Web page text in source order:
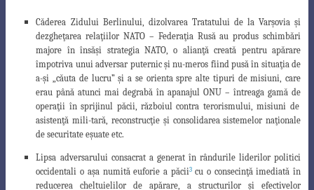
Căderea Zidului Berlinului, dizolvarea Tratatului de la Varşoviaşi
dezgheţarea relaţiilor NATO – Federaţia Rusă au produs schimbări
majore în însăşi strategia NATO, o alianţă creată pentru apărare
împotriva unui adversar puternic şi nu-meros fiind pusă în situaţia de
a-şi „căuta de lucru”şi a se orienta spre alte tipuri de misiuni, care
erau până atunci mai degrabă în apanajul ONU – întreaga gamă de
operaţii în sprijinul păcii, războiul contra terorismului, misiuni de
asistenţă mili-tară, reconstrucţie şi consolidarea sistemelor naţionale
de securitate eşuate etc.
Lipsa adversarului consacrat a generat în rândurile liderilor politici
occidentali o aşa numită euforie a păcii3cu o consecinţă imediată în
reducerea cheltuielilor de apărare, a structurilorşi efectivelor